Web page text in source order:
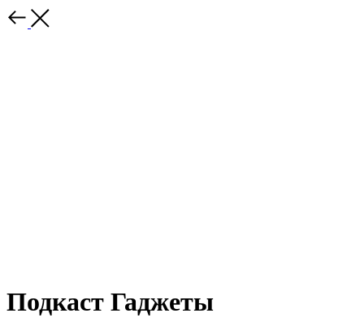
Подкаст Гаджеты